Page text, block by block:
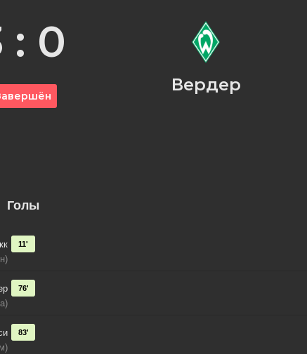
: 0
Вердер
Голы
11'
76'
83'